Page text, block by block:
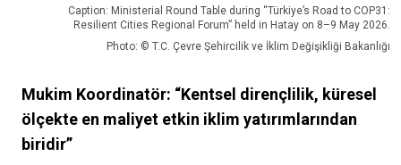
Caption: Ministerial Round Table during “Türkiye’s Road to COP31:
Resilient Cities Regional Forum” held in Hatay on 8–9 May 2026.
Photo: © T.C. Çevre Şehircilik ve İklim Değişikliği Bakanlığı
Mukim Koordinatör: “Kentsel dirençlilik, küresel
ölçekte en maliyet etkin iklim yatırımlarından
biridir”